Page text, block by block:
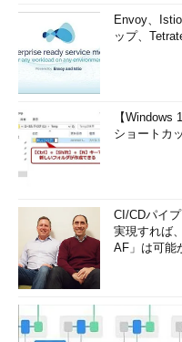
Updateでの新機能。詳細は後述。
（4） サブメニューがある場合
（5）サブメニューの例。
移動やグループ分けなどの
合は、［Ctrl］キーを押しな
が、以前の操作に慣れてい
は、［Ctrl］キーを押さずに
システムにマウスだけ接続
キーが押せないので、複数
要があるようだ。
スタート画面の左下に表示
Envoy、
ップ、
【Windows
ショートカ
CI/CDパイ
実現すれば
AF」は可能